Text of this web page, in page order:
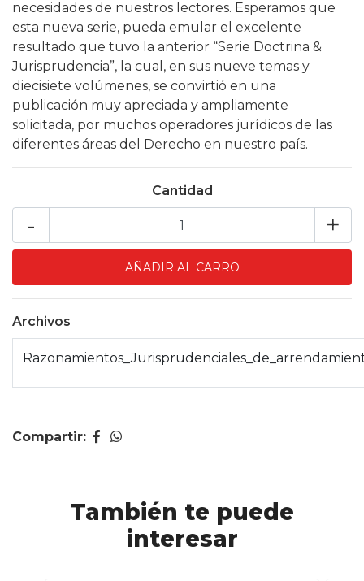
necesidades de nuestros lectores. Esperamos que
esta nueva serie, pueda emular el excelente
resultado que tuvo la anterior “Serie Doctrina &
Jurisprudencia”, la cual, en sus nueve temas y
diecisiete volúmenes, se convirtió en una
publicación muy apreciada y ampliamente
solicitada, por muchos operadores jurídicos de las
diferentes áreas del Derecho en nuestro país.
Cantidad
+
-
Archivos
Compartir:
También te puede
interesar